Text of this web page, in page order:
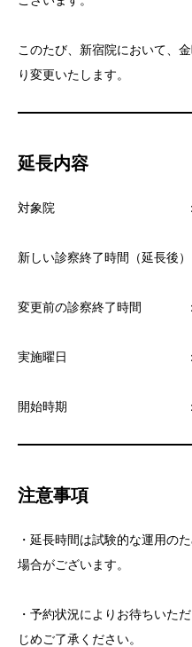
このたび、新宿院において、
り変更いたします。
延長内容
対象院 ： 新
新しい診察終了時間（延長後
変更前の診察終了時間
実施曜日 ： 金
開始時期 ： 2025
注意事項
・延長時間は試験的な運用の
場合がございます。
・予約状況によりお待ちいた
じめご了承ください。